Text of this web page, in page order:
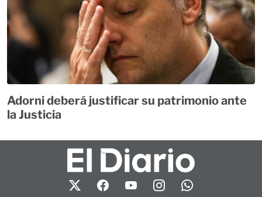
Adorni deberá justificar su patrimonio ante
la Justicia